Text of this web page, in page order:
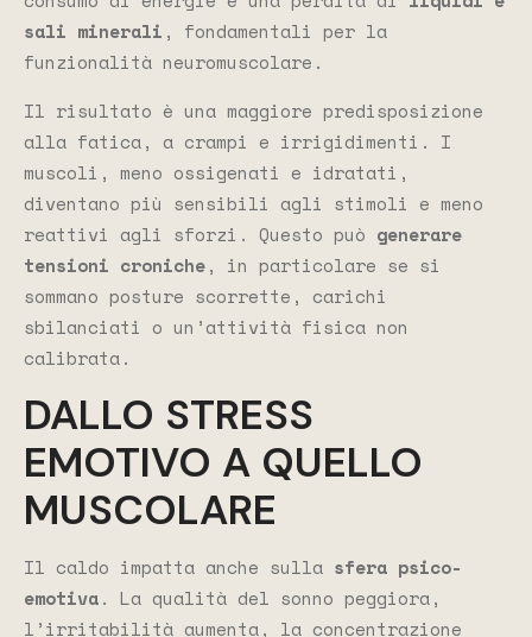
sali minerali , fondamentali per la
funzionalità neuromuscolare.
Il risultato è una maggiore predisposizione
alla fatica, a crampi e irrigidimenti. I
muscoli, meno ossigenati e idratati,
diventano più sensibili agli stimoli e meno
reattivi agli sforzi. Questo può generare
tensioni croniche, in particolare se si
sommano posture scorrette, carichi
sbilanciati o un’attività fisica non
calibrata.
DALLO STRESS
EMOTIVO A QUELLO
MUSCOLARE
Il caldo impatta anche sulla sfera psico-
emotiva. La qualità del sonno peggiora,
l’irritabilità aumenta, la concentrazione